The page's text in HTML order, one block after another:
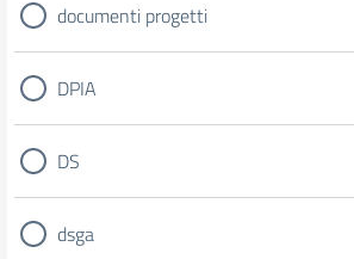
documenti progetti
DPIA
DS
dsga